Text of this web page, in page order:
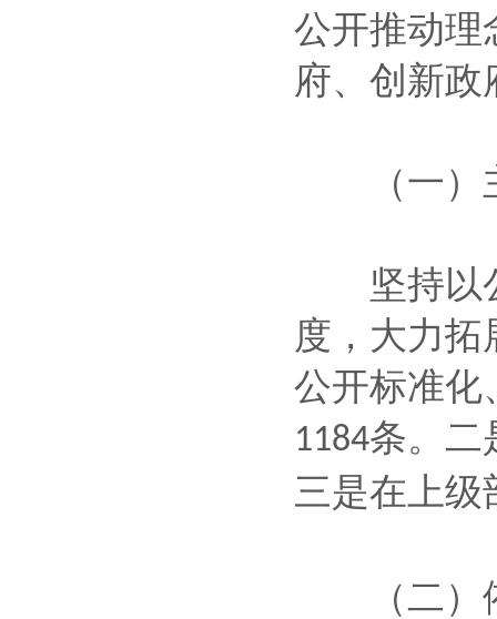
公开推动理
府、创新政
（一）
坚持以公
度，大力
公开标准化
1184条。二
三是在上级
（二）